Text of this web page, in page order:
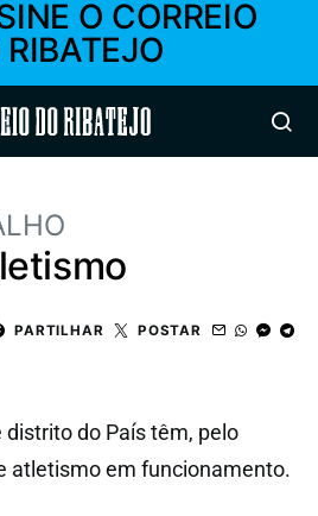
O CORREIO
RIBATEJO
do Ribatejo
PARTILHAR POSTAR
do País têm, pelo
atletismo em funcionamento.